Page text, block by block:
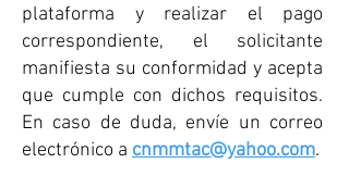
plataforma y realizar el pago
correspondiente, el solicitante
manifiesta su conformidad y acepta
que cumple con dichos requisitos.
En caso de duda, envíe un correo
electrónico a cnmmtac@yahoo.com.